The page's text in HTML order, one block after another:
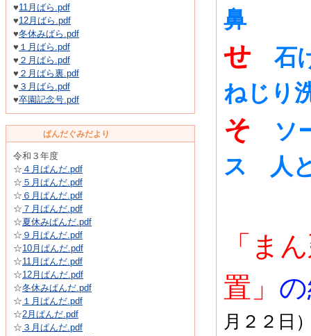
♥11月ばら.pdf
♥12月ばら.pdf
♥冬休みばら.pdf
♥ １月ばら.pdf
♥ ２月ばら.pdf
♥ ２月ばら裏.pdf
♥ ３月ばら.pdf
♥卒園記念号.pdf
ぱんだぐみだより
令和３年度
☆ ４月ぱんだ.pdf
☆ ５月ぱんだ.pdf
☆ ６月ぱんだ.pdf
☆ ７月ぱんだ.pdf
☆夏休みぱんだ.pdf
☆ ９月ぱんだ.pdf
☆10月ぱんだ.pdf
☆11月ぱんだ.pdf
☆12月ぱんだ.pdf
☆冬休みぱんだ.pdf
☆ １月ぱんだ.pdf
☆2月ぱんだ.pdf
☆ ３月ぱんだ.pdf
鼻
せ
石
ねじり
そ
ソ
ス 人
「ま
置」
月２２日